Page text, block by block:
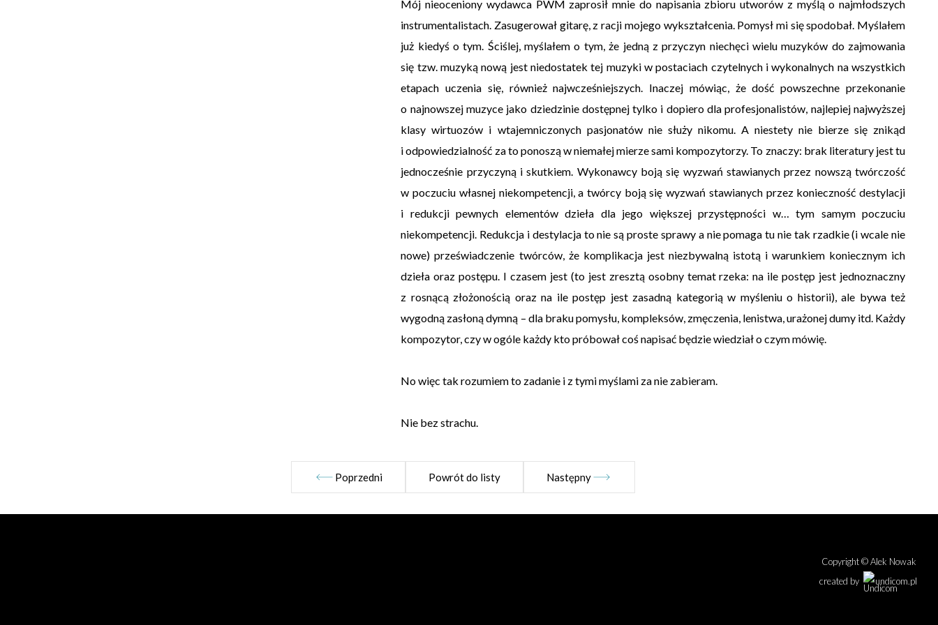
Mój nieoceniony wydawca PWM zaprosił mnie do napisania zbioru utworów z myślą o najmłodszych
instrumentalistach. Zasugerował gitarę, z racji mojego wykształcenia. Pomysł mi się spodobał. Myślałem
już kiedyś o tym. Ściślej, myślałem o tym, że jedną z przyczyn niechęci wielu muzyków do zajmowania
się tzw. muzyką nową jest niedostatek tej muzyki w postaciach czytelnych i wykonalnych na wszystkich
etapach uczenia się, również najwcześniejszych. Inaczej mówiąc, że dość powszechne przekonanie
o najnowszej muzyce jako dziedzinie dostępnej tylko i dopiero dla profesjonalistów, najlepiej najwyższej
klasy wirtuozów i wtajemniczonych pasjonatów nie służy nikomu. A niestety nie bierze się znikąd
i odpowiedzialność za to ponoszą w niemałej mierze sami kompozytorzy. To znaczy: brak literatury jest tu
jednocześnie przyczyną i skutkiem. Wykonawcy boją się wyzwań stawianych przez nowszą twórczość
w poczuciu własnej niekompetencji, a twórcy boją się wyzwań stawianych przez konieczność destylacji
i redukcji pewnych elementów dzieła dla jego większej przystępności w… tym samym poczuciu
niekompetencji. Redukcja i destylacja to nie są proste sprawy a nie pomaga tu nie tak rzadkie (i wcale nie
nowe) przeświadczenie twórców, że komplikacja jest niezbywalną istotą i warunkiem koniecznym ich
dzieła oraz postępu. I czasem jest (to jest zresztą osobny temat rzeka: na ile postęp jest jednoznaczny
z rosnącą złożonością oraz na ile postęp jest zasadną kategorią w myśleniu o historii), ale bywa też
wygodną zasłoną dymną – dla braku pomysłu, kompleksów, zmęczenia, lenistwa, urażonej dumy itd. Każdy
kompozytor, czy w ogóle każdy kto próbował coś napisać będzie wiedział o czym mówię.
No więc tak rozumiem to zadanie i z tymi myślami za nie zabieram.
Nie bez strachu.
Poprzedni Powrót do listy Następny
Copyright © Alek Nowak
created by
undicom.pl